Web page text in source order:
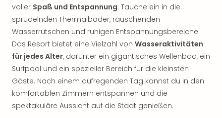
voller Spaß und Entspannung. Tauche ein in die
sprudelnden Thermalbäder, rauschenden
Wasserrutschen und ruhigen Entspannungsbereiche.
Das Resort bietet eine Vielzahl von Wasseraktivitäten
für jedes Alter, darunter ein gigantisches Wellenbad, ein
Surfpool und ein spezieller Bereich für die kleinsten
Gäste. Nach einem aufregenden Tag kannst du in den
komfortablen Zimmern entspannen und die
spektakuläre Aussicht auf die Stadt genießen.